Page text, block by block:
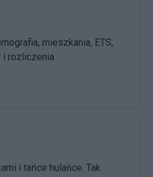
mieszkania, ETS,
i rozliczenia
i tańce hulańce. Tak